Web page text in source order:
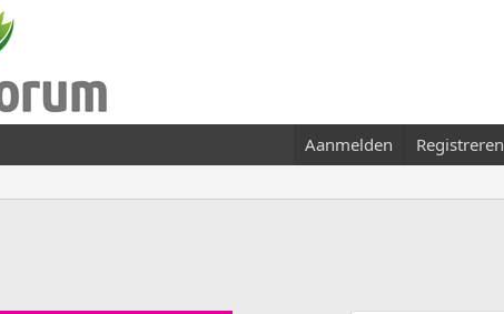
Aanmelden Registreren